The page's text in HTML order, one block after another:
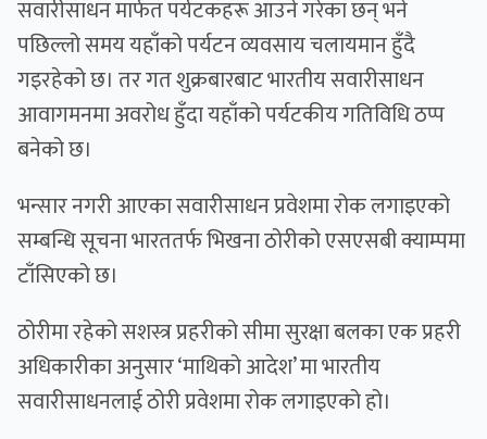
सवारीसाधन मार्फत पर्यटकहरू आउने गरेका छन् भने
पछिल्लो समय यहाँको पर्यटन व्यवसाय चलायमान हुँदै
गइरहेको छ। तर गत शुक्रबारबाट भारतीय सवारीसाधन
आवागमनमा अवरोध हुँदा यहाँको पर्यटकीय गतिविधि ठप्प
बनेको छ।
भन्सार नगरी आएका सवारीसाधन प्रवेशमा रोक लगाइएको
सम्बन्धि सूचना भारततर्फ भिखना ठोरीको एसएसबी क्याम्पमा
टाँसिएको छ।
ठोरीमा रहेको सशस्त्र प्रहरीको सीमा सुरक्षा बलका एक प्रहरी
अधिकारीका अनुसार ‘माथिको आदेश’ मा भारतीय
सवारीसाधनलाई ठोरी प्रवेशमा रोक लगाइएको हो।